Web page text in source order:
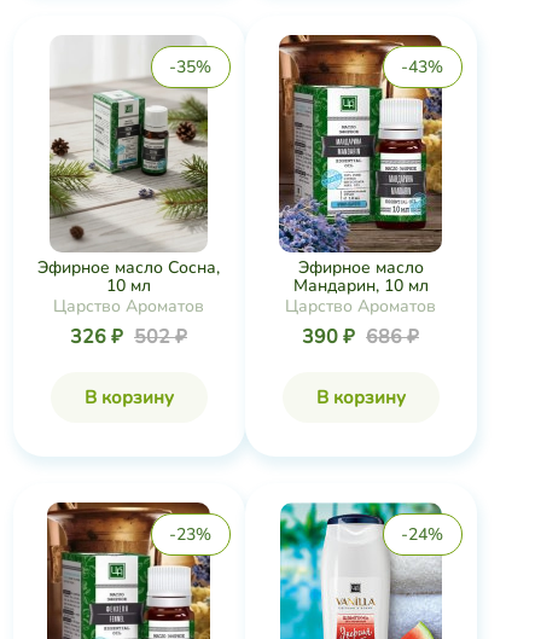
-35%
Эфирное масло Сосна,
10 мл
Царство Ароматов
326 ₽ 502 ₽
В корзину
-43%
Эфирное масло
Мандарин, 10 мл
Царство Ароматов
390 ₽ 686 ₽
В корзину
-23% -24%